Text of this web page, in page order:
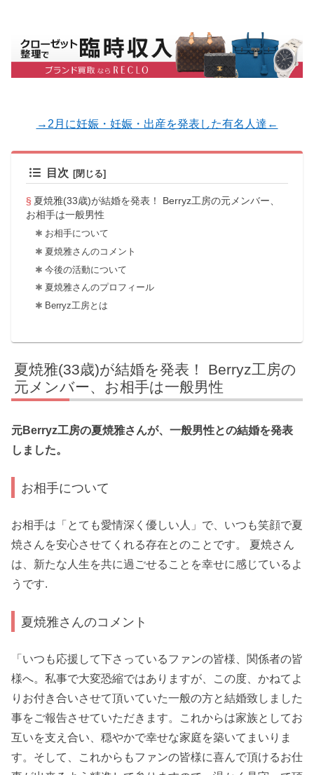
→2月に妊娠・妊娠・出産を発表した有名人達←
目次
夏焼雅(33歳)が結婚を発表！ Berryz工房の元メンバー、
お相手は一般男性
お相手について
夏焼雅さんのコメント
今後の活動について
夏焼雅さんのプロフィール
Berryz工房とは
夏焼雅(33歳)が結婚を発表！ Berryz工房の
元メンバー、お相手は一般男性
元Berryz工房の夏焼雅さんが、一般男性との結婚を発表
しました。
お相手について
お相手は「とても愛情深く優しい人」で、いつも笑顔で夏
焼さんを安心させてくれる存在とのことです。 夏焼さん
は、新たな人生を共に過ごせることを幸せに感じているよ
うです.
夏焼雅さんのコメント
「いつも応援して下さっているファンの皆様、関係者の皆
様へ。私事で大変恐縮ではありますが、この度、かねてよ
りお付き合いさせて頂いていた一般の方と結婚致しました
事をご報告させていただきます。これからは家族としてお
互いを支え合い、穏やかで幸せな家庭を築いてまいりま
す。そして、これからもファンの皆様に喜んで頂けるお仕